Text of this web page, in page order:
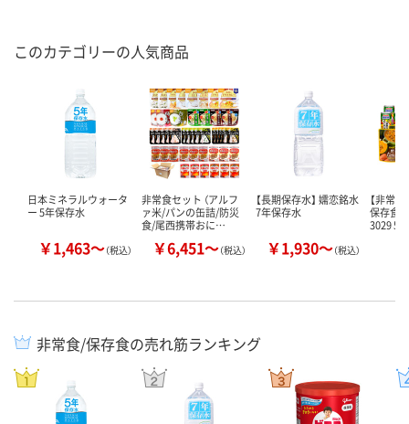
このカテゴリーの人気商品
日本ミネラルウォータ
ー 5年保存水
￥1,463～（税込）
非常食セット （アルフ
ァ米/パンの缶詰/防災
食/尾西携帯おに…
￥6,451～（税込）
【長期保存水】 嬬恋銘水
7年保存水
￥1,930～（税込）
【非常
保存食
3029 5…
非常食/保存食の売れ筋ランキング